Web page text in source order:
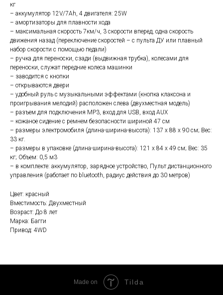
кг
– аккумулятор 12V/7Ah, 4 двигателя: 25W
– амортизаторы для плавности хода
– максимальная скорость 7км/ч, 3 скорости вперед, одна скорость
движения назад (переключение скоростей – с пульта ДУ или плавный
набор скорости с помощью педали)
– ручка для переноски, сзади (выдвижная трубка), колесами для
переноски, служат передние колеса машинки
– заводится с кнопки
– открываются двери
– удобный руль с музыкальными эффектами (кнопка клаксона и
проигрывания мелодий) расположен слева (двухместная модель)
– разъем для подключения MP3, вход для USB, вход AUX
– кожаное сидение с ремнем безопасности шириной 47 см
– размеры электромобиля (длина-ширина-высота): 137 x 88 x 90 см; Вес:
33 кг.
– размеры в упаковке (длина-ширина-высота): 121 x 84 x 49 см; Вес: 35
кг; Объем: 0,5 м3
– в комплекте: аккумулятор, зарядное устройство, Пульт дистанционного
управления (работает по bluetooth, радиус действия до 30 метров)
Цвет: красный
Вместимость: Двухместный
Возраст: До 8 лет
Марка: Багги
Привод: 4WD
Made on Tilda